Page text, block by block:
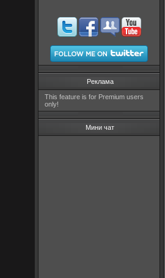
Реклама
This feature is for Premium users
only!
Мини чат